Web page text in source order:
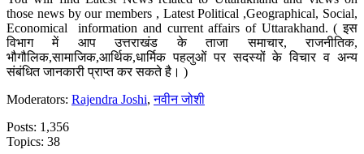
those news by our members , Latest Political ,Geographical, Social,
Economical information and current affairs of Uttarakhand. ( इस
विभाग में आप उत्तराखंड के ताजा समाचार, राजनीतिक,
भौगौलिक,सामाजिक,आर्थिक,धार्मिक पहलुओं पर सदस्यों के विचार व अन्य
संबंधित जानकारी प्राप्त कर सकते है। )
Moderators: Rajendra Joshi,नवीन जोशी
Posts: 1,356
Topics: 38